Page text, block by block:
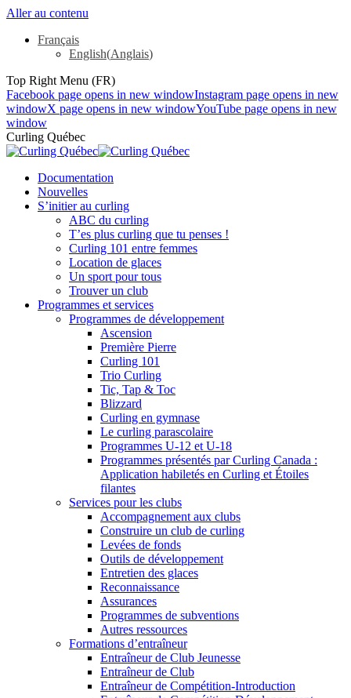
Aller au contenu
Français
English(Anglais)
Top Right Menu (FR)
Facebook page opens in new windowInstagram page opens in new
windowX page opens in new windowYouTube page opens in new
window
Curling Québec
Documentation
Nouvelles
S’initier au curling
ABC du curling
T’es plus curling que tu penses !
Curling 101 entre femmes
Location de glaces
Un sport pour tous
Trouver un club
Programmes et services
Programmes de développement
Ascension
Première Pierre
Curling 101
Trio Curling
Tic, Tap & Toc
Blizzard
Curling en gymnase
Le curling parascolaire
Programmes U-12 et U-18
Programmes présentés par Curling Canada :
Application habiletés en Curling et Étoiles
filantes
Services pour les clubs
Accompagnement aux clubs
Construire un club de curling
Levées de fonds
Outils de développement
Entretien des glaces
Reconnaissance
Assurances
Programmes de subventions
Autres ressources
Formations d’entraîneur
Entraîneur de Club Jeunesse
Entraîneur de Club
Entraîneur de Compétition-Introduction